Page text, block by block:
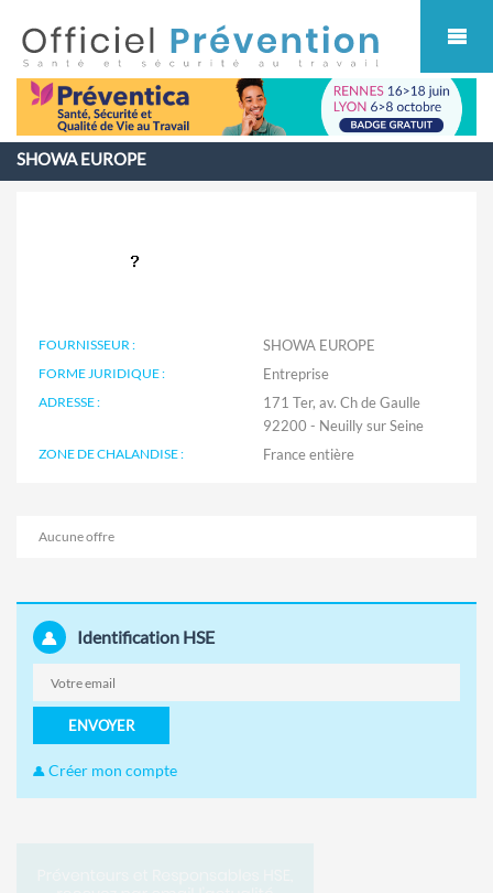
SHOWA EUROPE
FOURNISSEUR : SHOWA EUROPE
FORME JURIDIQUE : Entreprise
ADRESSE :
171 Ter, av. Ch de Gaulle
92200 - Neuilly sur Seine
ZONE DE CHALANDISE :
Aucune offre
Identification HSE
ENVOYER
Créer mon compte